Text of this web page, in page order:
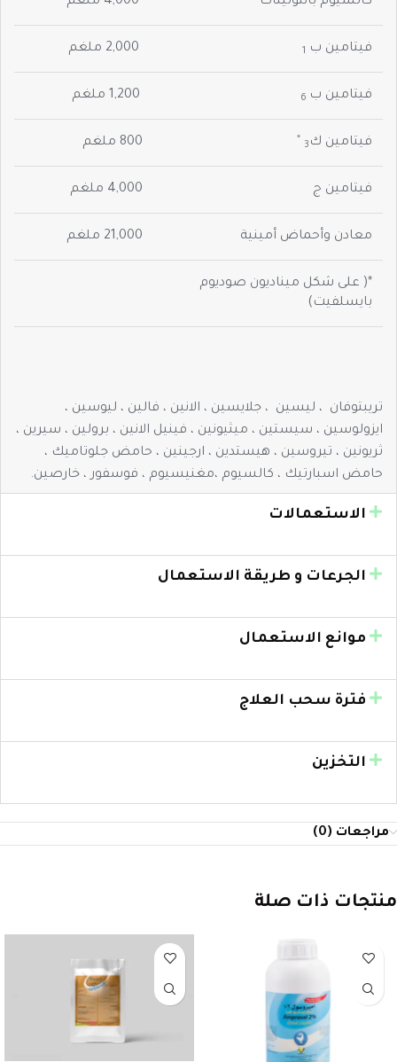
فيتامين ب 1
فيتامين ب 1,200 ملغم
فيتامين ك 3
* 800 ملغم
فيتامين ج 4,000 ملغم
معادن وأحماض أمينية 21,000 ملغم
*( على شكل ميناديون صوديوم
بايسلفيت)
تريبتوفان ، ليسين ، جلايسين ، الانين ، فالين ، ليوسين ،
ايزولوسين ، سيستين ، ميثيونين ، فينيل الانين ، برولين ، سيرين ،
ثريونين ، تيروسين ، هيستدين ، ارجينين ، حامض جلوتاميك ،
حامض اسبارتيك ، كالسيوم ،مغنيسيوم ، فوسفور ، خارصين.
الاستعمالات
الجرعات و طريقة الاستعمال
موانع الاستعمال
فترة سحب العلاج
التخزين
مراجعات (0)
منتجات ذات صلة